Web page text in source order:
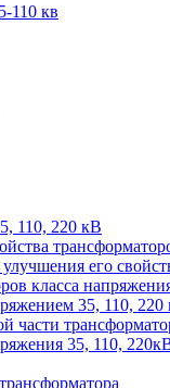
110 кв
110, 220 кВ
его
класса
35, 110,
35, 110,